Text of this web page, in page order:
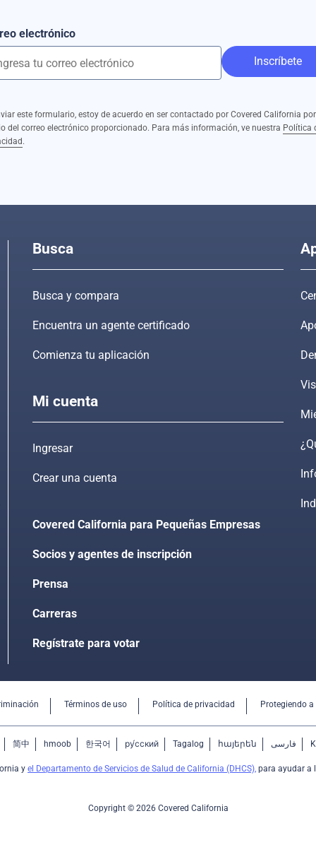
electrónico
Inscríbete
este formulario, estoy de acuerdo en ser contactado por Covered California por
del correo electrónico proporcionado. Para más información, ve nuestra Política
.
Busca
Busca y compara
Encuentra un agente certificado
Comienza tu aplicación
Mi cuenta
Ingresar
Crear una cuenta
Covered California para Pequeñas Empresas
Socios y agentes de inscripción
Prensa
Carreras
Regístrate para votar
Términos de uso Política de privacidad Protegiendo
简中 hmoob 한국어 ру́сский Tagalog հայերեն فارسی
y el Departamento de Servicios de Salud de California (DHCS), para ayudar a
Copyright © 2026 Covered California